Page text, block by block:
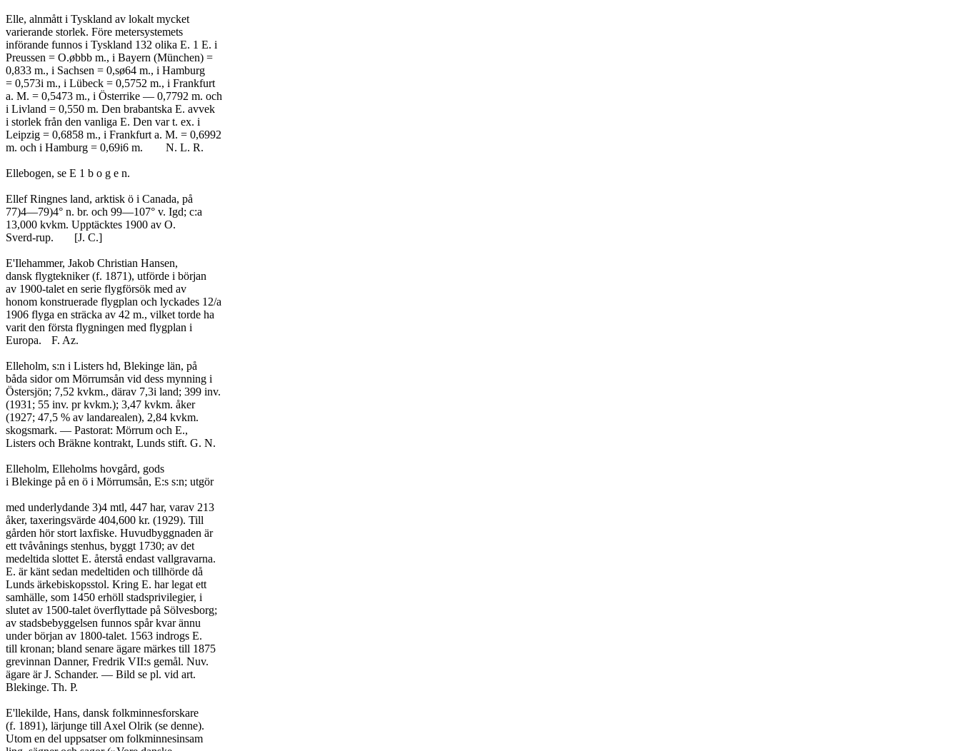
Elle, alnmått i Tyskland av lokalt mycket
varierande storlek. Före metersystemets
införande funnos i Tyskland 132 olika E. 1 E. i
Preussen = O.øbbb m., i Bayern (München) =
0,833 m., i Sachsen = 0,sø64 m., i Hamburg
= 0,573i m., i Lübeck = 0,5752 m., i Frankfurt
a. M. = 0,5473 m., i Österrike — 0,7792 m. och
i Livland = 0,550 m. Den brabantska E. avvek
i storlek från den vanliga E. Den var t. ex. i
Leipzig = 0,6858 m., i Frankfurt a. M. = 0,6992
m. och i Hamburg = 0,69i6 m.	N. L. R.
Ellebogen, se E 1 b o g e n.
Ellef Ringnes land, arktisk ö i Canada, på
77)4—79)4° n. br. och 99—107° v. Igd; c:a
13,000 kvkm. Upptäcktes 1900 av O.
Sverd-rup.	[J. C.]
E'Ilehammer, Jakob Christian Hansen,
dansk flygtekniker (f. 1871), utförde i början
av 1900-talet en serie flygförsök med av
honom konstruerade flygplan och lyckades 12/a
1906 flyga en sträcka av 42 m., vilket torde ha
varit den första flygningen med flygplan i
Europa.	F. Az.
Elleholm, s:n i Listers hd, Blekinge län, på
båda sidor om Mörrumsån vid dess mynning i
Östersjön; 7,52 kvkm., därav 7,3i land; 399 inv.
(1931; 55 inv. pr kvkm.); 3,47 kvkm. åker
(1927; 47,5 % av landarealen), 2,84 kvkm.
skogsmark. — Pastorat: Mörrum och E.,
Listers och Bräkne kontrakt, Lunds stift. G. N.
Elleholm, Elleholms hovgård, gods
i Blekinge på en ö i Mörrumsån, E:s s:n; utgör
med underlydande 3)4 mtl, 447 har, varav 213
åker, taxeringsvärde 404,600 kr. (1929). Till
gården hör stort laxfiske. Huvudbyggnaden är
ett tvåvånings stenhus, byggt 1730; av det
medeltida slottet E. återstå endast vallgravarna.
E. är känt sedan medeltiden och tillhörde då
Lunds ärkebiskopsstol. Kring E. har legat ett
samhälle, som 1450 erhöll stadsprivilegier, i
slutet av 1500-talet överflyttade på Sölvesborg;
av stadsbebyggelsen funnos spår kvar ännu
under början av 1800-talet. 1563 indrogs E.
till kronan; bland senare ägare märkes till 1875
grevinnan Danner, Fredrik VII:s gemål. Nuv.
ägare är J. Schander. — Bild se pl. vid art.
Blekinge.	Th. P.
E'llekilde, Hans, dansk folkminnesforskare
(f. 1891), lärjunge till Axel Olrik (se denne).
Utom en del uppsatser om folkminnesinsam